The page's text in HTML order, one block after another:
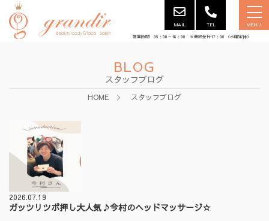
MAIL TEL MENU
営業時間 09：00～18：00 ※最終受付17：00 （水曜定休）
BLOG
スタッフブログ
HOME スタッフブログ
2026.07.19
ガッツリツボ押し大人気♪今村のヘッドマッサージ☆